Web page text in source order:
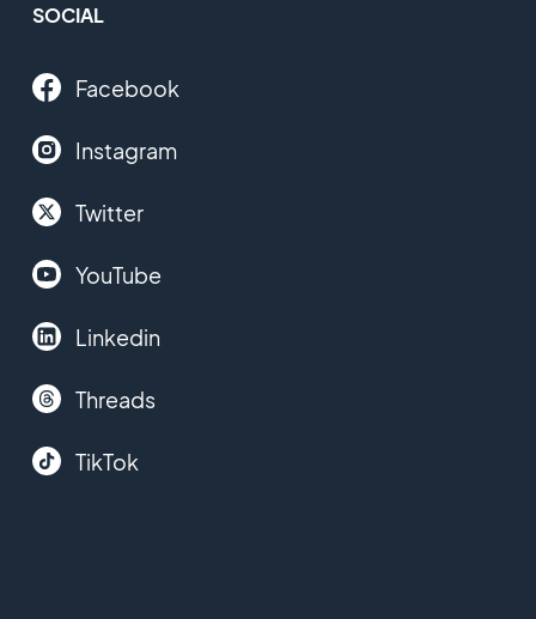
SOCIAL
Facebook
Instagram
Twitter
YouTube
Linkedin
Threads
TikTok